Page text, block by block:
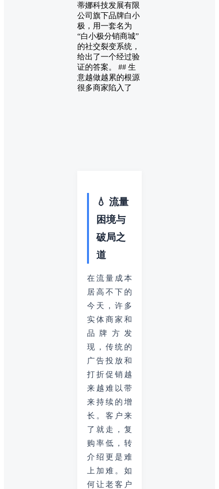
蒂娜科技发展有限
公司旗下品牌白小
极，用一套名为
“白小极分销商城”
的社交裂变系统，
给出了一个经过验
证的答案。 ## 生
意越做越累的根源
很多商家陷入了
💧 流量
困境与
破局之
道
在流量成本
居高不下的
今天，许多
实体商家和
品牌方发
现，传统的
广告投放和
打折促销越
来越难以带
来持续的增
长。客户来
了就走，复
购率低，转
介绍更是难
上加难。如
何让老客户